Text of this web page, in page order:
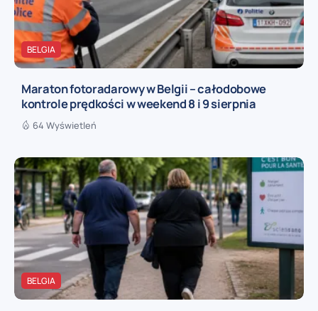
BELGIA
Maraton fotoradarowy w Belgii – całodobowe
kontrole prędkości w weekend 8 i 9 sierpnia
64 Wyświetleń
BELGIA